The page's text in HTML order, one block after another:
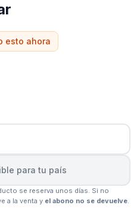
esto ahora
para tu país
se reserva unos días. Si no
a la venta y el abono no se devuelve.